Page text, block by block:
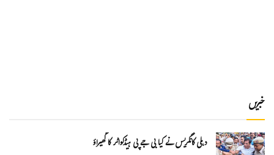
خبریں
دہلی کانگریس نے کیا بی جے پی ہیڈکواٹر کا گھیراؤ